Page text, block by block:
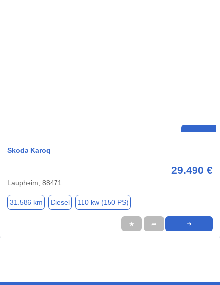
Skoda Karoq
29.490 €
Laupheim, 88471
31.586 km Diesel 110 kw (150 PS)
★ ➦ ➜